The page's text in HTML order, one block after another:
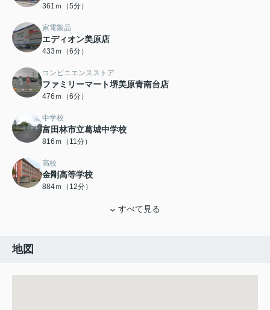
361ｍ（5分）
家電製品
エディオン美原店
433ｍ（6分）
コンビニエンスストア
ファミリーマート堺美原青南台店
476ｍ（6分）
中学校
富田林市立葛城中学校
816ｍ（11分）
高校
金剛高等学校
884ｍ（12分）
すべて見る
地図